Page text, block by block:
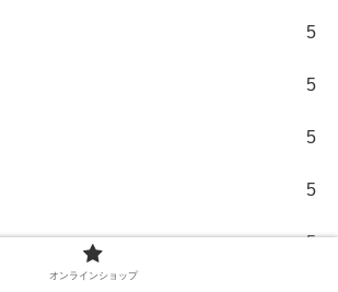
5
5
5
5
5
オンラインショップ